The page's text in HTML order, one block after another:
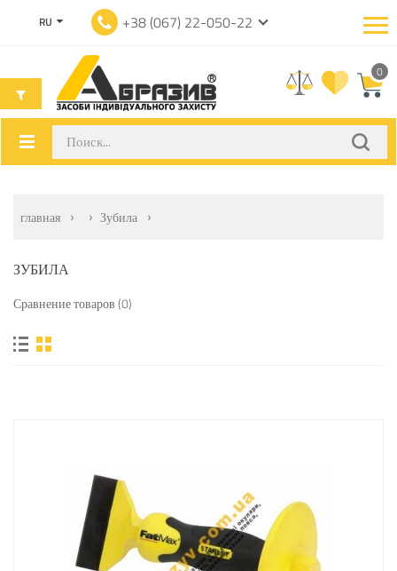
RU +38 (067) 22-050-22
0
главная Зубила
ЗУБИЛА
Сравнение товаров (0)